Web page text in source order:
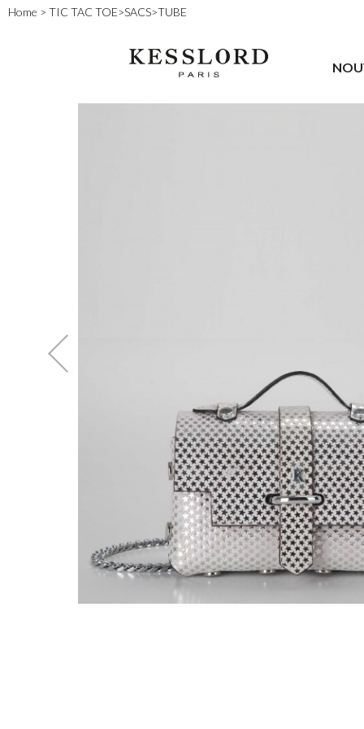
Home > TIC TAC TOE>SACS>TUBE